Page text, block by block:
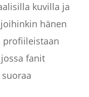
kuvilla ja
hänen
profiileistaan
fanit